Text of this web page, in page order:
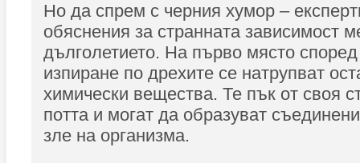
Но да спрем с черния хумор –
обяснения за странната зависимост
дълголетието. На първо място
изпиране по дрехите се натрупват
химически вещества. Те пък от своя
потта и могат да образуват
зле на организма.